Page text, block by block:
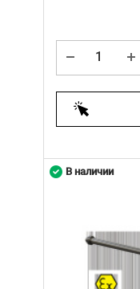
В наличии